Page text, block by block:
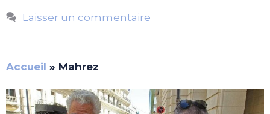
Laisser un commentaire
Accueil » Mahrez